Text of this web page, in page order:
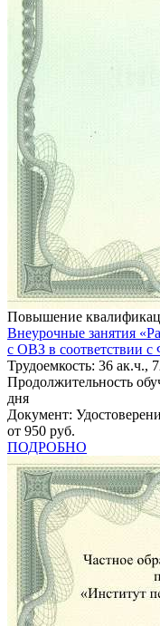
Повышение
Внеурочные занятия
с ОВЗ в
Трудоемкость: 36 ак.ч.,
Продолжительность
дня
Документ:
от 950 руб.
ПОДРОБНО